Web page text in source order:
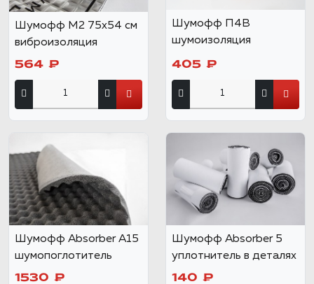
Шумофф М2 75x54 см
виброизоляция
564 ₽
Шумофф П4В
шумоизоляция
405 ₽
Шумофф Absorber А15
шумопоглотитель
1530 ₽
Шумофф Absorber 5
уплотнитель в деталях
140 ₽